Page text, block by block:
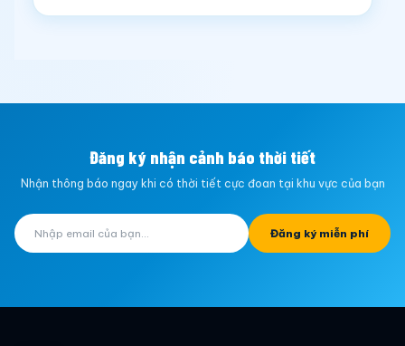
Đăng ký nhận cảnh báo thời tiết
Nhận thông báo ngay khi có thời tiết cực đoan tại khu vực của bạn
Đăng ký miễn phí